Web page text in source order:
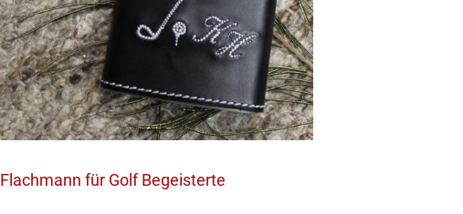
Flachmann für Golf Begeisterte